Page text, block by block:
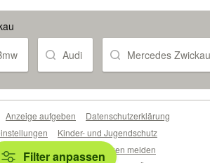
Audi Mercedes Zwickau
Filter anpassen
Anzeige aufgeben
Datenschutzerklärung
Kinder- und Jugendschutz
Sicherheitslücken melden